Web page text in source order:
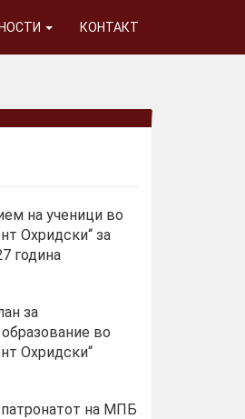
КОНТАКТ
на ученици во
Охридски“ за
година
за
во
Охридски“
на МПБ